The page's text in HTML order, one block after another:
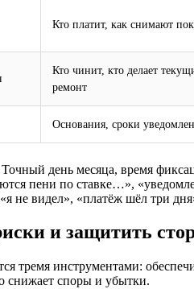
Кто платит, как снимают
Кто чинит, кто делает
ремонт
Основания, сроки
день месяца, время
пени по ставке…»,
не видел», «платёж шёл три
и защитить
тремя инструментами:
снижает споры и убытки.